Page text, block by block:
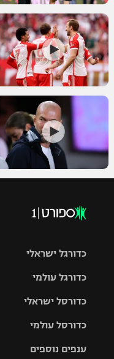
כדורגל ישראלי
גביע הטוטו
כדורגל עולמי
האלופות
ליגה
כדורסל ישראלי
סל
כדורסל עולמי
ענפים נוספים